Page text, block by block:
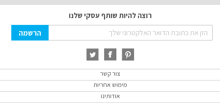
רוצה להיות שותף עסקי שלנו
Sign
Up
Newsletter:
הרשמה
צור קשר
מימוש אחריות
אודותינו